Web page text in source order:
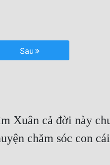
Sau
Xuân cả đời này
chăm sóc con